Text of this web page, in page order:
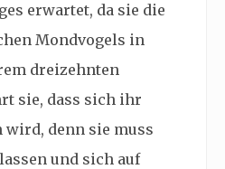
erwartet, da sie die
Mondvogels in
dreizehnten
sie, dass sich ihr
wird, denn sie muss
und sich auf